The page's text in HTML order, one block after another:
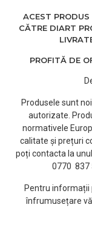
ACEST
CĂTRE DIART
PROFITĂ DE
Produsele sunt
autorizate.
normativele
calitate și prețuri
poți contacta la
0770 837
Pentru informații
înfrumusețare